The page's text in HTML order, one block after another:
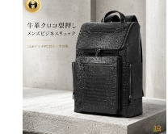
出張 旅行 バッグ おしゃれ
30代 40代 50代 スクエア
型 軽量 防水 ワンショルダ
ー ブランド ギフト 3Qee
266781_ee